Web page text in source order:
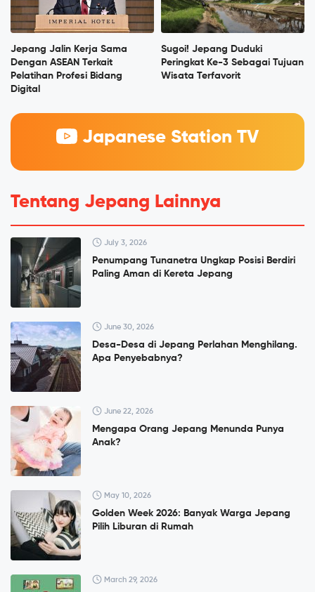
Jepang Jalin Kerja Sama
Dengan ASEAN Terkait
Pelatihan Profesi Bidang
Digital
Sugoi! Jepang Duduki
Peringkat Ke-3 Sebagai Tujuan
Wisata Terfavorit
Japanese Station TV
Tentang Jepang Lainnya
July 3, 2026
Penumpang Tunanetra Ungkap Posisi Berdiri
Paling Aman di Kereta Jepang
June 30, 2026
Desa-Desa di Jepang Perlahan Menghilang.
Apa Penyebabnya?
June 22, 2026
Mengapa Orang Jepang Menunda Punya
Anak?
May 10, 2026
Golden Week 2026: Banyak Warga Jepang
Pilih Liburan di Rumah
March 29, 2026